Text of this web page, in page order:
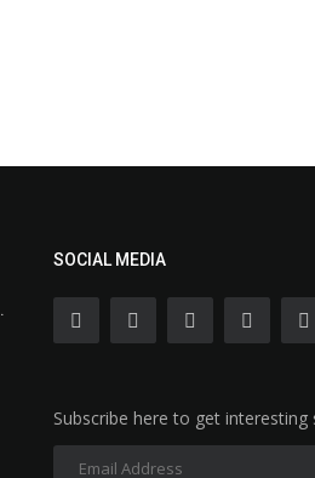
SOCIAL MEDIA
Subscribe here to get interesting